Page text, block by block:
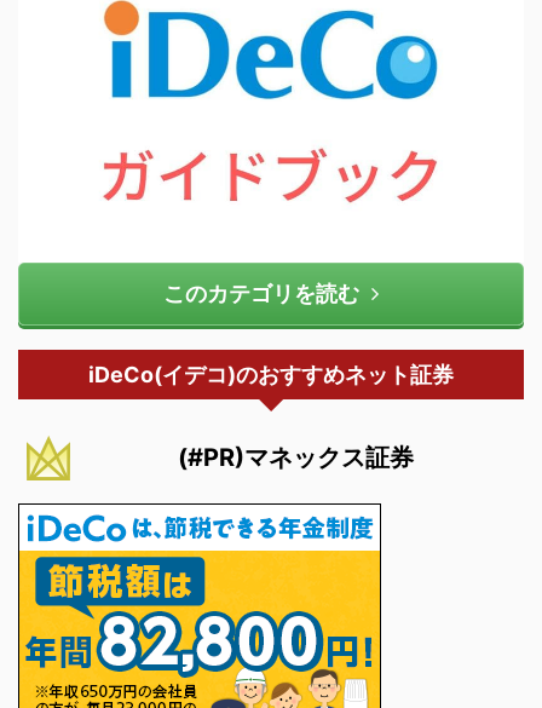
このカテゴリを読む
iDeCo(イデコ)のおすすめネット証券
(#PR)マネックス証券